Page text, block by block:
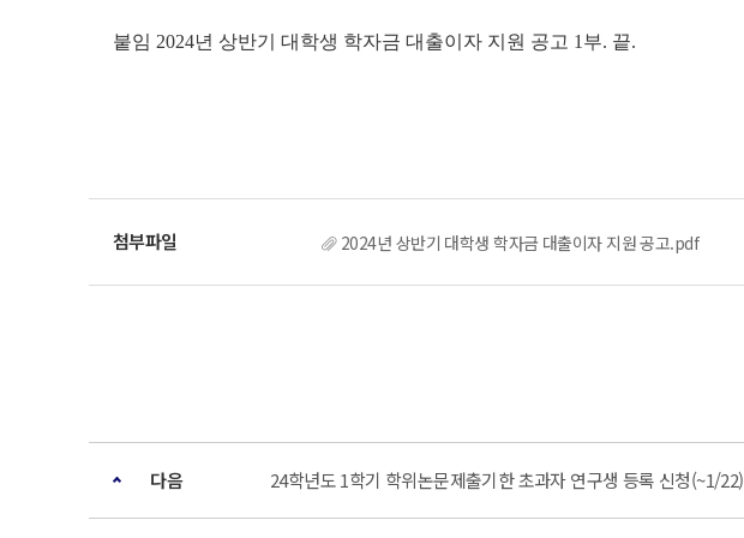
붙임 2024년 상반기 대학생 학자금 대출이자 지원 공고 1부. 끝.
2024년 상반기 대학생 학자금 대출이자 지원 공고.pdf
다음 24학년도 1학기 학위논문제출기한 초과자 연구생 등록 신청(~1/22)